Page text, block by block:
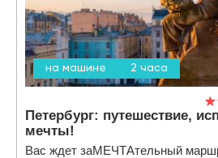
на машине 2 часа
Петербург: путешествие,
мечты!
Вас ждет заМЕЧТАтельный